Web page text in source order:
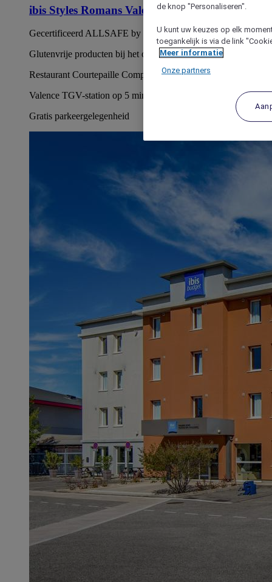
ibis Styles Romans Valence Gare TGV
Gecertificeerd ALLSAFE by Bureau Veritas
Glutenvrije producten bij het ontbijt
Restaurant Courtepaille Comptoir
Valence TGV-station op 5 min lopen.
Gratis parkeergelegenheid
de knop "Personaliseren".
U kunt uw keuzes op elk
toegankelijk is via de link
Meer informatie
Onze partners